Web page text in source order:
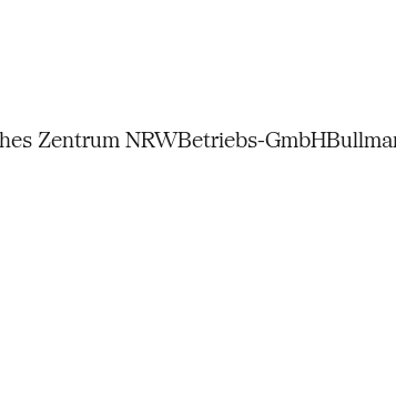
Zentrum NRWBetriebs-GmbH